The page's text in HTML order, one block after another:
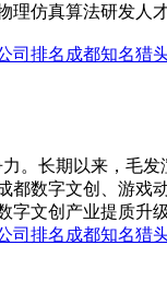
仿真算法研发人
司排名 成都知名猎
。长期以来，毛
数字文创、游戏
文创产业提质升
司排名 成都知名猎